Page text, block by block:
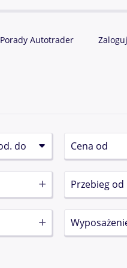
Porady Autotrader